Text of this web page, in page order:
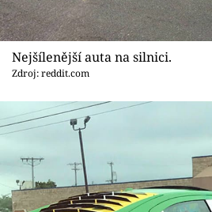
Nejšílenější auta na silnici.
Zdroj: reddit.com